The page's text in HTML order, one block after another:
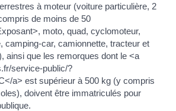
à moteur (voiture particulière, 2
de moins de 50
moto, quad, cyclomoteur,
camping-car, camionnette, tracteur et
ainsi que les remorques dont le <a
service-public/?
a> est supérieur à 500 kg (y compris
doivent être immatriculés pour